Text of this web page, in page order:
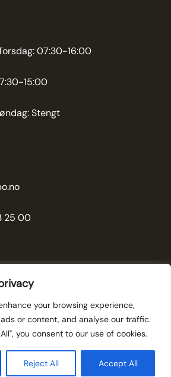
your browsing experience,
or content, and analyse our traffic.
you consent to our use of cookies.
Reject All Accept All
07:30-16:00
15:00
Stengt
25 00
service - All rights reserved
og Design:Innovena AS